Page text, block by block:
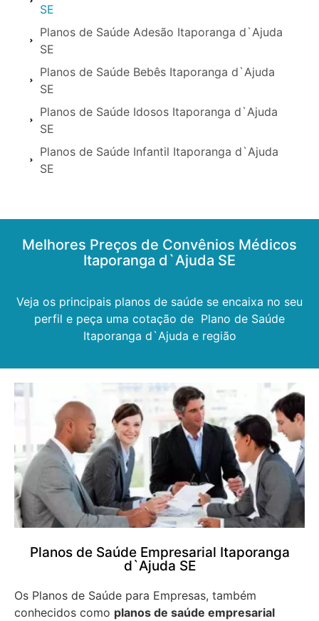
SE
Planos de Saúde Adesão Itaporanga d`Ajuda
SE
Planos de Saúde Bebês Itaporanga d`Ajuda
SE
Planos de Saúde Idosos Itaporanga d`Ajuda
SE
Planos de Saúde Infantil Itaporanga d`Ajuda
SE
Melhores Preços de Convênios Médicos
Itaporanga d`Ajuda SE
Veja os principais planos de saúde se encaixa no seu
perfil e peça uma cotação de Plano de Saúde
Itaporanga d`Ajuda e região
Planos de Saúde Empresarial Itaporanga
d`Ajuda SE
Os Planos de Saúde para Empresas, também
conhecidos como planos de saúde empresarial